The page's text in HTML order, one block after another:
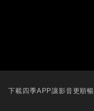
下載四季APP讓影音更順暢